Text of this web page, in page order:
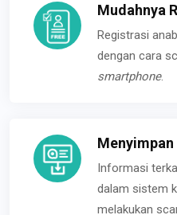
Mudahnya
Registrasi
dengan cara
smartphone.
Informasi
dalam sistem
melakukan